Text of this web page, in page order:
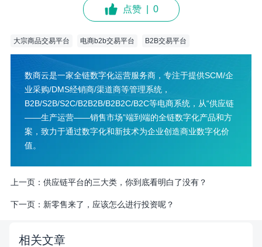
点赞 0
大宗商品交易平台 电商b2b交易平台 B2B交易平台
数商云是一家全链数字化运营服务商，专注于提供SCM/企
业采购/DMS经销商/渠道商等管理系统，
B2B/S2B/S2C/B2B2B/B2B2C/B2C等电商系统，从“供应链
——生产运营——销售市场”端到端的全链数字化产品和方
案，致力于通过数字化和新技术为企业创造商业数字化价
值。
上一页： 供应链平台的三大类，你到底看明白了没有？
下一页： 新零售来了，应该怎么进行投资呢？
相关文章